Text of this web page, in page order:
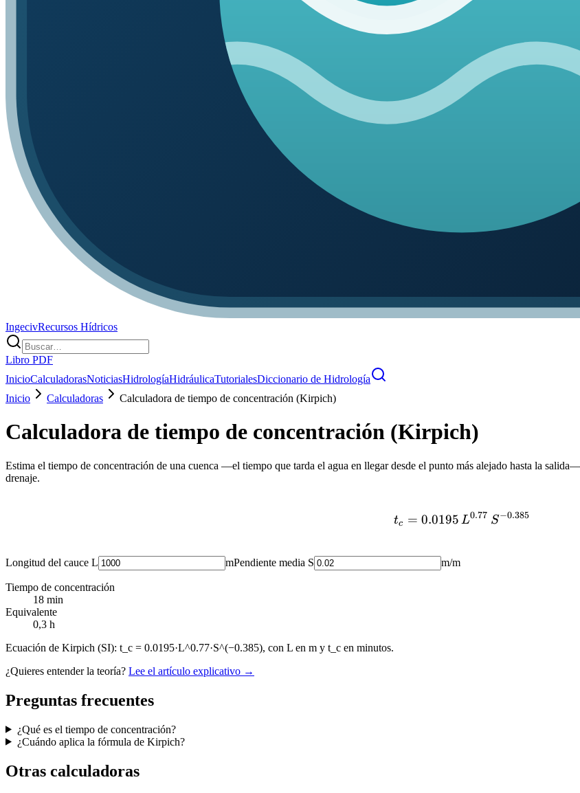
IngecivRecursos Hídricos
Libro PDF
InicioCalculadorasNoticiasHidrologíaHidráulicaTutorialesDiccionario de Hidrología
Inicio
Calculadoras Calculadora de tiempo de concentración (Kirpich)
Calculadora de tiempo de concentración (Kirpich)
Estima el tiempo de concentración de una cuenca —el tiempo que tarda el agua en llegar desde el punto más alejado hasta la
drenaje.
tc = 0.0195 L0.77 S−0.385
Longitud del cauce L mPendiente media S m/m
Tiempo de concentración
18 min
Equivalente
0,3 h
Ecuación de Kirpich (SI): t_c = 0.0195·L^0.77·S^(−0.385), con L en m y t_c en minutos.
¿Quieres entender la teoría? Lee el artículo explicativo →
Preguntas frecuentes
¿Qué es el tiempo de concentración?
¿Cuándo aplica la fórmula de Kirpich?
Otras calculadoras